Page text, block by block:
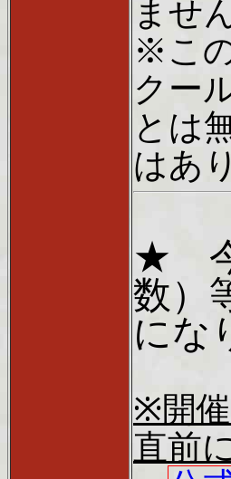
ませ
※こ
クー
とは
はあ
★ 今
数）
にな
※開
直前